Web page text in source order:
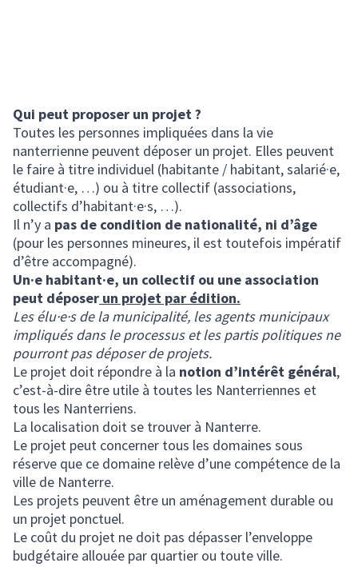
Qui peut proposer un projet ?
Toutes les personnes impliquées dans la vie
nanterrienne peuvent déposer un projet. Elles peuvent
le faire à titre individuel (habitante / habitant, salarié·e,
étudiant·e, …) ou à titre collectif (associations,
collectifs d’habitant·e·s, …).
Il n’y a pas de condition de nationalité, ni d’âge
(pour les personnes mineures, il est toutefois impératif
d’être accompagné).
Un·e habitant·e, un collectif ou une association
peut déposer un projet par édition.
Les élu·e·s de la municipalité, les agents municipaux
impliqués dans le processus et les partis politiques ne
pourront pas déposer de projets.
Le projet doit répondre à la notion d’intérêt général,
c’est-à-dire être utile à toutes les Nanterriennes et
tous les Nanterriens.
La localisation doit se trouver à Nanterre.
Le projet peut concerner tous les domaines sous
réserve que ce domaine relève d’une compétence de la
ville de Nanterre.
Les projets peuvent être un aménagement durable ou
un projet ponctuel.
Le coût du projet ne doit pas dépasser l’enveloppe
budgétaire allouée par quartier ou toute ville.